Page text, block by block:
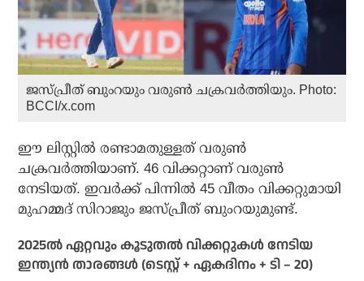
ജസ്പ്രീത് ബുംറയും വരുൺ ചക്രവർത്തിയും. Photo:
BCCI/x.com
ഈ ലിസ്റ്റില്‍ രണ്ടാമതുള്ളത് വരുണ്‍
ചക്രവര്‍ത്തിയാണ്. 46 വിക്കറ്റാണ് വരുണ്‍
നേടിയത്. ഇവര്‍ക്ക് പിന്നില്‍ 45 വീതം വിക്കറ്റുമായി
മുഹമ്മദ് സിറാജും ജസ്പ്രീത് ബുംറയുമുണ്ട്.
2025ല്‍ ഏറ്റവും കൂടുതല്‍ വിക്കറ്റുകള്‍ നേടിയ
ഇന്ത്യന്‍ താരങ്ങള്‍ (ടെസ്റ്റ് + ഏകദിനം + ടി – 20)